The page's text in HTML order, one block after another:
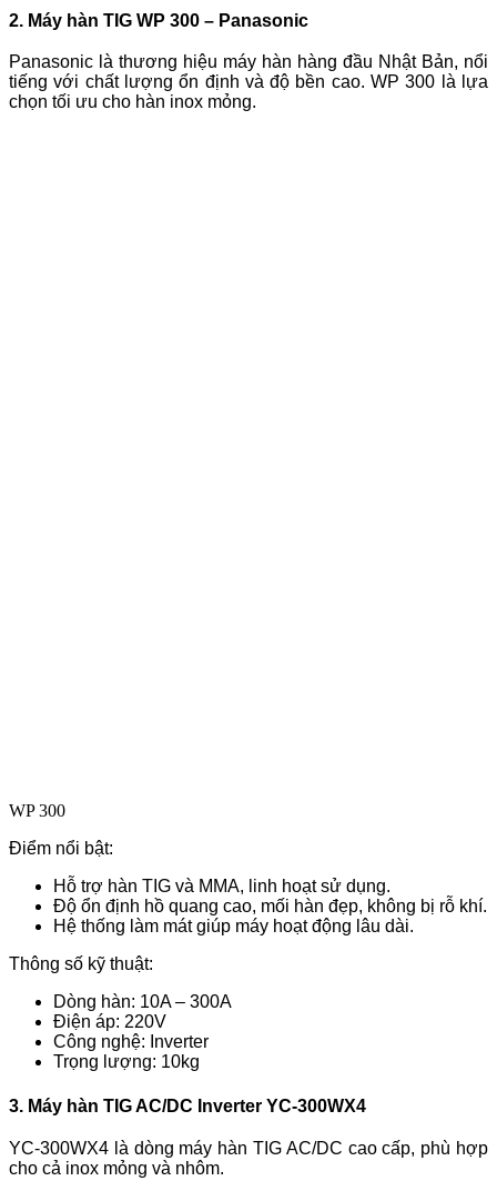
2. Máy hàn TIG WP 300 – Panasonic
Panasonic là thương hiệu máy hàn hàng đầu Nhật Bản, nổi
tiếng với chất lượng ổn định và độ bền cao. WP 300 là lựa
chọn tối ưu cho hàn inox mỏng.
WP 300
Điểm nổi bật:
Hỗ trợ hàn TIG và MMA, linh hoạt sử dụng.
Độ ổn định hồ quang cao, mối hàn đẹp, không bị rỗ khí.
Hệ thống làm mát giúp máy hoạt động lâu dài.
Thông số kỹ thuật:
Dòng hàn: 10A – 300A
Điện áp: 220V
Công nghệ: Inverter
Trọng lượng: 10kg
3. Máy hàn TIG AC/DC Inverter YC-300WX4
YC-300WX4 là dòng máy hàn TIG AC/DC cao cấp, phù hợp
cho cả inox mỏng và nhôm.